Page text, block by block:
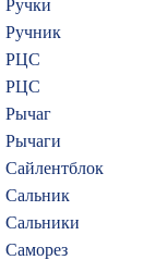
Ручки
Ручник
РЦC
РЦС
Рычаг
Рычаги
Сайлентблок
Сальник
Сальники
Саморез